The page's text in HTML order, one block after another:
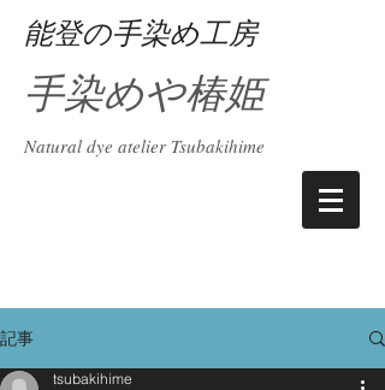
能登の手染め工房
手染めや椿姫
Natural dye atelier Tsubakihime
記事
tsubakihime